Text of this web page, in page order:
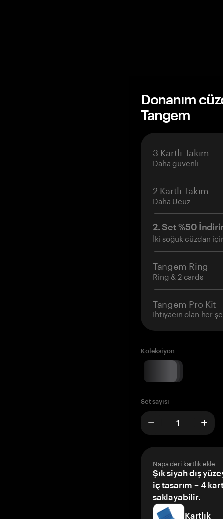
Donanım
Tangem
3 Kartlı Takım
Daha güvenli
2 Kartlı Takım
Daha Ucuz
2. Set %50
İki soğuk cüzdan
Tangem Ring
Ring & 2 cards
Tangem Pro Kit
İhtiyacın olan her
Koleksiyon
Set sayısı
Napa deri kartlık ekle
Şık siyah dış
iç tasarım – 4
saklayabilir.
Kartlık